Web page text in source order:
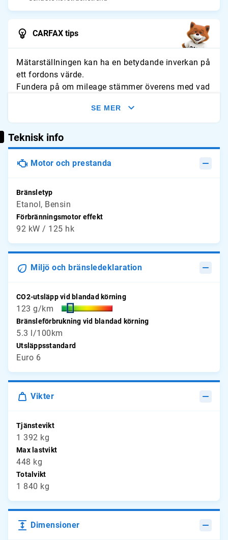
CARFAX tips
Mätarställningen kan ha en betydande inverkan på
ett fordons värde.
Fundera på om mileage stämmer överens med vad
slitage och jämför avläsningarna med typliga
årliga genomsnitt.
SE MER
Teknisk info
Motor och prestanda
Bränsletyp
Etanol, Bensin
Förbränningsmotor effekt
92 kW / 125 hk
Miljö och bränsledeklaration
CO2-utsläpp vid blandad körning
123 g/km
Bränsleförbrukning vid blandad körning
5.3 l/100km
Utsläppsstandard
Euro 6
Vikter
Tjänstevikt
1 392 kg
Max lastvikt
448 kg
Totalvikt
1 840 kg
Dimensioner